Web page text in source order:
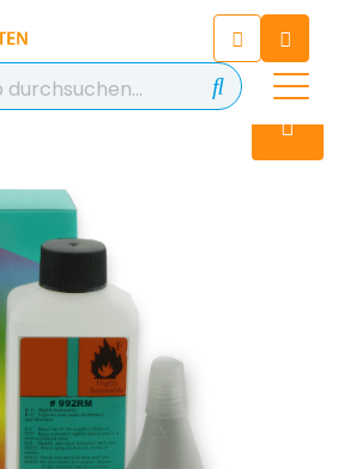
Sie 24/7 mit unserem
Chatbot
2038 0480 403